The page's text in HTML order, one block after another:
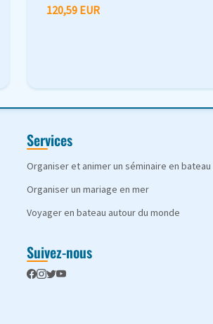
120,59 EUR
Services
Organiser et animer un séminaire en bateau
Organiser un mariage en mer
Voyager en bateau autour du monde
Suivez-nous